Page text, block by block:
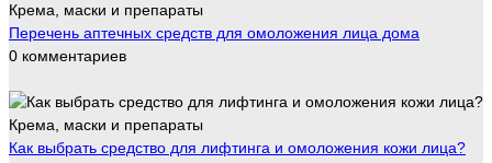
Крема, маски и препараты
Перечень аптечных средств для омоложения лица дома
0 комментариев
Крема, маски и препараты
Как выбрать средство для лифтинга и омоложения кожи лица?